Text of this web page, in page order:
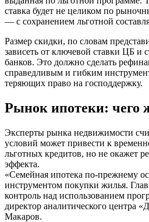
ставка будет не целиком по
— с сохранением льготной
Размер скидки, по словам
зависеть от ключевой ставки ЦБ и
банков. Это должно сделать
справедливым и гибким
теряющих право на господдержку.
Рынок ипотеки: чего
Эксперты рынка недвижимости
условий может привести к
льготных кредитов, но не окажет
эффекта.
«Семейная ипотека по-прежнему
инструментом покупки жилья.
контроль над использованием
директор аналитического центра
Макаров.